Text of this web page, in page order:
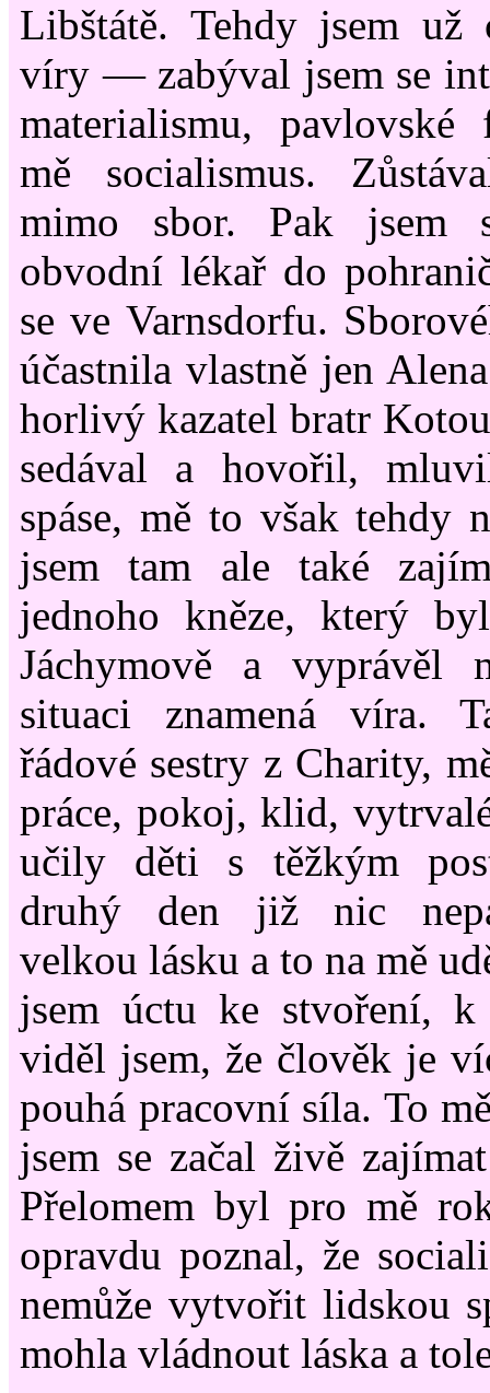
Libštátě. Tehdy jsem
víry — zabýval jsem se
materialismu, pavlovské
mě socialismus.
mimo sbor. Pak jsem
obvodní lékař do
se ve Varnsdorfu.
účastnila vlastně jen
horlivý kazatel bratr
sedával a hovořil,
spáse, mě to však tehdy
jsem tam ale také
jednoho kněze, který
Jáchymově a
situaci znamená víra.
řádové sestry z Charity,
práce, pokoj, klid,
učily děti s těžkým
druhý den již nic
velkou lásku a to na mě
jsem úctu ke stvoření,
viděl jsem, že člověk je
pouhá pracovní síla. To
jsem se začal živě
Přelomem byl pro mě
opravdu poznal, že
nemůže vytvořit lidskou
mohla vládnout láska a